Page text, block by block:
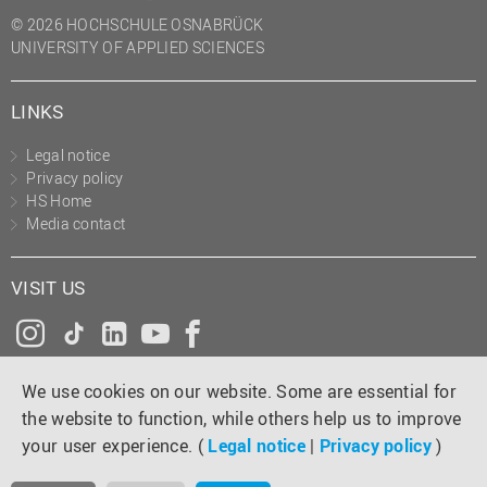
We use cookies on our website. Some are essential for
the website to function, while others help us to improve
your user experience. ( Legal notice | Privacy policy)
(PMO)
Prozessmanagement
Studierendensekretariat
Studium und Lehre
Transfer- und
Innovationsmanagement
© 2026 HOCHSCHULE OSNABRÜCK
UNIVERSITY OF APPLIED SCIENCES
LINKS
Legal notice
Privacy policy
HS Home
Media contact
VISIT US
Instagram
Tiktok
LinkedInYouTube